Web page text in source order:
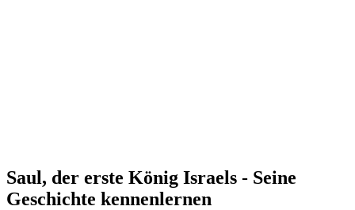
Saul, der erste König Israels - Seine
Geschichte kennenlernen